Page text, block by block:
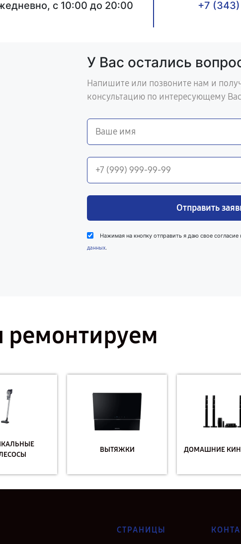
с 10:00 до 20:00 +7
У Вас остались
Напишите или позвоните нам и
консультацию по интересующему
Отправить
Нажимая на кнопку отправить я даю свое согласие
данных.
ВЫТЯЖКИ ДОМАШНИЕ
СТРАНИЦЫ